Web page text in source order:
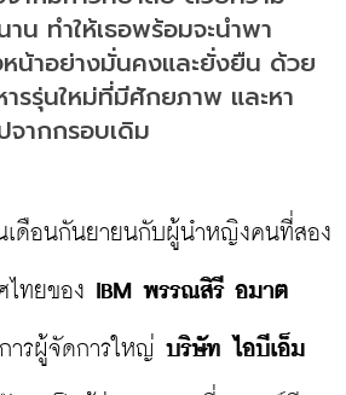
น ทำให้เธอพร้อมจะนำพา
หน้าอย่างมั่นคงและยั่งยืน ด้วย
ารรุ่นใหม่ที่มีศักยภาพ และหา
จากกรอบเดิม
เดือนกันยายนกับผู้นำหญิงคนที่สอง
ไทยของ IBM พรรณสิรี อมาต
ารผู้จัดการใหญ่ บริษัท ไอบีเอ็ม